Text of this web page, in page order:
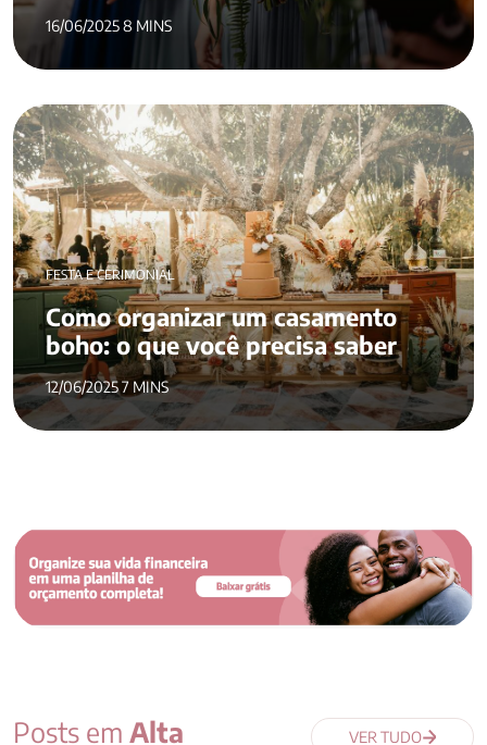
16/06/2025 8 MINS
FESTA E CERIMONIAL
Como organizar um casamento
boho: o que você precisa saber
12/06/2025 7 MINS
Posts em Alta VER TUDO